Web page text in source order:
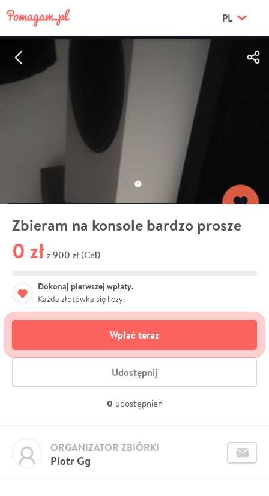
PL
Zbieram na konsole bardzo prosze
0 zł z 900 zł (Cel)
Dokonaj pierwszej wpłaty.
Każda złotówka się liczy.
Wpłać teraz
Udostępnij
0 udostępnień
Piotr Gg
ORGANIZATOR ZBIÓRKI